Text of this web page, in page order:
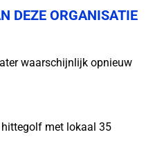
DEZE ORGANISATIE
waarschijnlijk opnieuw
met lokaal 35